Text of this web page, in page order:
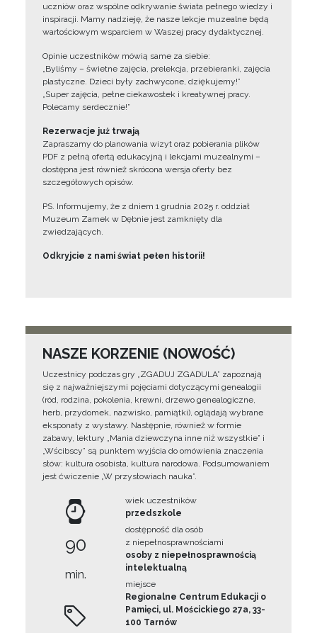
uczniów oraz wspólne odkrywanie świata pełnego wiedzy i
inspiracji. Mamy nadzieję, że nasze lekcje muzealne będą
wartościowym wsparciem w Waszej pracy dydaktycznej.
Opinie uczestników mówią same za siebie:
„Byliśmy – świetne zajęcia, prelekcja, przebieranki, zajęcia
plastyczne. Dzieci były zachwycone, dziękujemy!”
„Super zajęcia, pełne ciekawostek i kreatywnej pracy.
Polecamy serdecznie!”
Rezerwacje już trwają
Zapraszamy do planowania wizyt oraz pobierania plików
PDF z pełną ofertą edukacyjną i lekcjami muzealnymi –
dostępna jest również skrócona wersja oferty bez
szczegółowych opisów.
PS. Informujemy, że z dniem 1 grudnia 2025 r. oddział
Muzeum Zamek w Dębnie jest zamknięty dla
zwiedzających.
Odkryjcie z nami świat pełen historii!
NASZE KORZENIE (NOWOŚĆ)
Uczestnicy podczas gry „ZGADUJ ZGADULA” zapoznają
się z najważniejszymi pojęciami dotyczącymi genealogii
(ród, rodzina, pokolenia, krewni, drzewo genealogiczne,
herb, przydomek, nazwisko, pamiątki), oglądają wybrane
eksponaty z wystawy. Następnie, również w formie
zabawy, lektury „Mania dziewczyna inne niż wszystkie” i
„Wścibscy” są punktem wyjścia do omówienia znaczenia
słów: kultura osobista, kultura narodowa. Podsumowaniem
jest ćwiczenie „W przysłowiach nauka”.
90
min.
wiek uczestników
przedszkole
dostępność dla osób
z niepełnosprawnościami
osoby z niepełnosprawnością
intelektualną
miejsce
Regionalne Centrum Edukacji o
Pamięci, ul. Mościckiego 27a, 33-
100 Tarnów